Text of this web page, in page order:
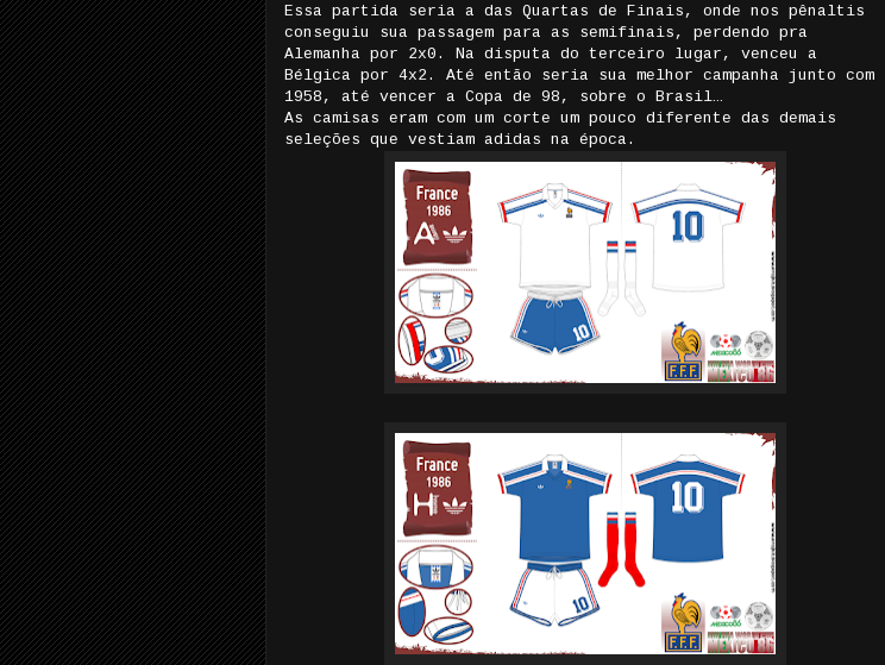
Essa partida seria a das Quartas de Finais, onde nos pênaltis
conseguiu sua passagem para as semifinais, perdendo pra
Alemanha por 2x0. Na disputa do terceiro lugar, venceu a
Bélgica por 4x2. Até então seria sua melhor campanha junto com
1958, até vencer a Copa de 98, sobre o Brasil…
As camisas eram com um corte um pouco diferente das demais
seleções que vestiam adidas na época.